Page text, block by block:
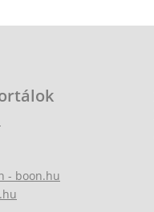
- boon.hu